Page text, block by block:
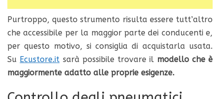
Purtroppo, questo strumento risulta essere tutt’altro
che accessibile per la maggior parte dei conducenti e,
per questo motivo, si consiglia di acquistarla usata.
Su Ecustore.it sarà possibile trovare il modello che è
maggiormente adatto alle proprie esigenze.